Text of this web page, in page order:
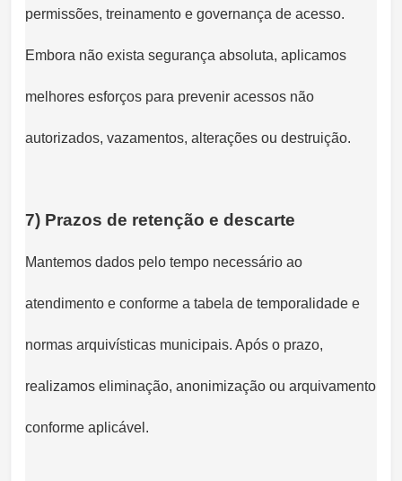
permissões, treinamento e governança de acesso.
Embora não exista segurança absoluta, aplicamos
melhores esforços para prevenir acessos não
autorizados, vazamentos, alterações ou destruição.
7) Prazos de retenção e descarte
Mantemos dados pelo tempo necessário ao
atendimento e conforme a tabela de temporalidade e
normas arquivísticas municipais. Após o prazo,
realizamos eliminação, anonimização ou arquivamento
conforme aplicável.